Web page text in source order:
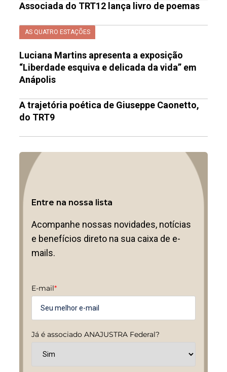
Associada do TRT12 lança livro de poemas
AS QUATRO ESTAÇÕES
Luciana Martins apresenta a exposição
“Liberdade esquiva e delicada da vida” em
Anápolis
A trajetória poética de Giuseppe Caonetto,
do TRT9
Entre na nossa lista
Acompanhe nossas novidades, notícias
e benefícios direto na sua caixa de e-
mails.
E-mail*
Já é associado ANAJUSTRA Federal?